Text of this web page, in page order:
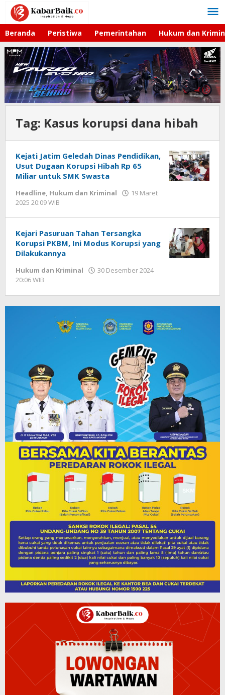
Lewati
konten
Beranda Peristiwa Pemerintahan Hukum dan
Tag: Kasus korupsi dana hibah
Kejati Jatim Geledah Dinas Pendidikan,
Usut Dugaan Korupsi Hibah Rp 65
Miliar untuk SMK Swasta
Headline, Hukum dan Kriminal
19 Maret
2025 20:09 WIB
Kejari Pasuruan Tahan Tersangka
Korupsi PKBM, Ini Modus Korupsi yang
Dilakukannya
Hukum dan Kriminal
30 Desember 2024
20:06 WIB